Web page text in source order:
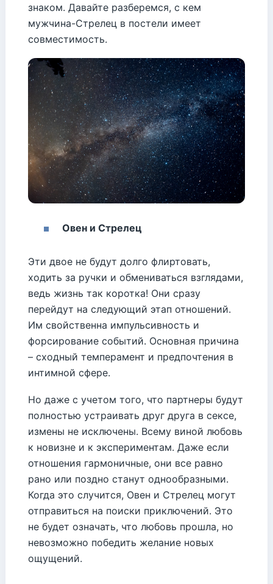
знаком. Давайте разберемся, с кем
мужчина-Стрелец в постели имеет
совместимость.
Овен и Стрелец
Эти двое не будут долго флиртовать,
ходить за ручки и обмениваться взглядами,
ведь жизнь так коротка! Они сразу
перейдут на следующий этап отношений.
Им свойственна импульсивность и
форсирование событий. Основная причина
– сходный темперамент и предпочтения в
интимной сфере.
Но даже с учетом того, что партнеры будут
полностью устраивать друг друга в сексе,
измены не исключены. Всему виной любовь
к новизне и к экспериментам. Даже если
отношения гармоничные, они все равно
рано или поздно станут однообразными.
Когда это случится, Овен и Стрелец могут
отправиться на поиски приключений. Это
не будет означать, что любовь прошла, но
невозможно победить желание новых
ощущений.